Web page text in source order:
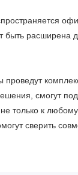
быть расширена
проведут
смогут
только к
сверить
и